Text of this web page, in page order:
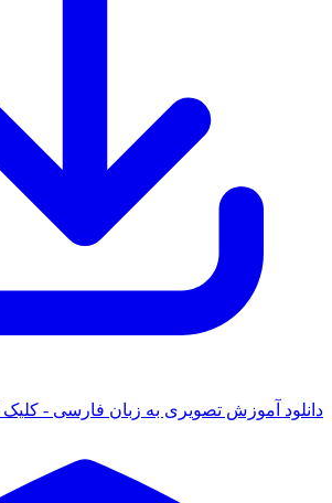
دانلود آموزش تصویری به زبان فارسی - کلیک